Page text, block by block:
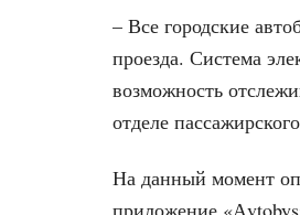
– Все городские
проезда. Система
возможность
отделе
На данный момент